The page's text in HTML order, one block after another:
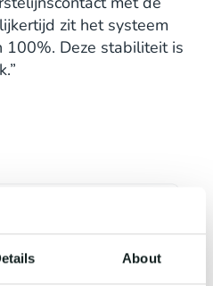
About
zit het systeem
100%. Deze stabiliteit is